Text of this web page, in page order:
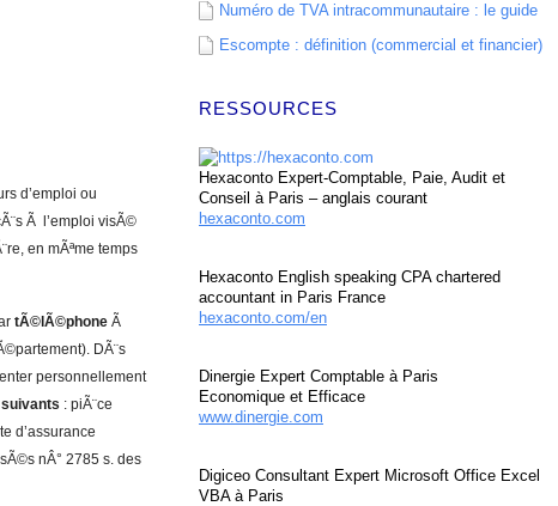
d’emploi ou
Ã l’emploi visÃ©
en mÃªme temps
tÃ©lÃ©phone Ã
DÃ¨s
personnellement
: piÃ¨ce
d’assurance
nÂ° 2785 s. des
Numéro de TVA intracommunautaire : le guide
Escompte : définition (commercial et financier)
RESSOURCES
Hexaconto Expert-Comptable, Paie, Audit et
Conseil à Paris – anglais courant
hexaconto.com
Hexaconto English speaking CPA chartered
accountant in Paris France
hexaconto.com/en
Dinergie Expert Comptable à Paris
Economique et Efficace
www.dinergie.com
Digiceo Consultant Expert Microsoft Office Excel
VBA à Paris